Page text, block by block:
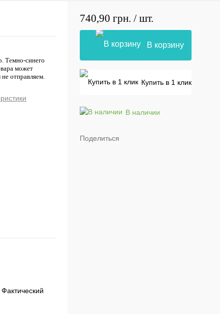
Темно-синего
может
отправляем.
740,90 грн. / шт.
В корзину
Купить в 1 клик
В наличии
Поделиться